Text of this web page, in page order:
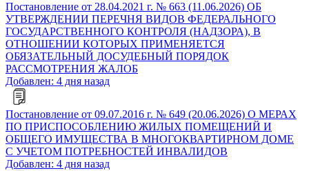
Постановление от 28.04.2021 г. № 663 (11.06.2026) ОБ
УТВЕРЖДЕНИИ ПЕРЕЧНЯ ВИДОВ ФЕДЕРАЛЬНОГО
ГОСУДАРСТВЕННОГО КОНТРОЛЯ (НАДЗОРА), В
ОТНОШЕНИИ КОТОРЫХ ПРИМЕНЯЕТСЯ
ОБЯЗАТЕЛЬНЫЙ ДОСУДЕБНЫЙ ПОРЯДОК
РАССМОТРЕНИЯ ЖАЛОБ
Добавлен: 4 дня назад
Постановление от 09.07.2016 г. № 649 (20.06.2026) О МЕРАХ
ПО ПРИСПОСОБЛЕНИЮ ЖИЛЫХ ПОМЕЩЕНИЙ И
ОБЩЕГО ИМУЩЕСТВА В МНОГОКВАРТИРНОМ ДОМЕ
С УЧЕТОМ ПОТРЕБНОСТЕЙ ИНВАЛИДОВ
Добавлен: 4 дня назад